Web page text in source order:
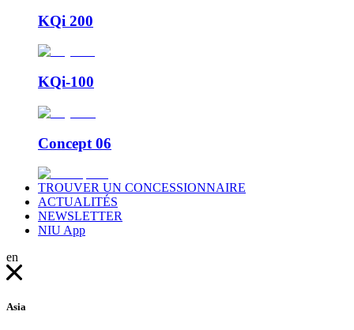
KQi 200
KQi-100
Concept 06
TROUVER UN CONCESSIONNAIRE
ACTUALITÉS
NEWSLETTER
NIU App
en
Asia